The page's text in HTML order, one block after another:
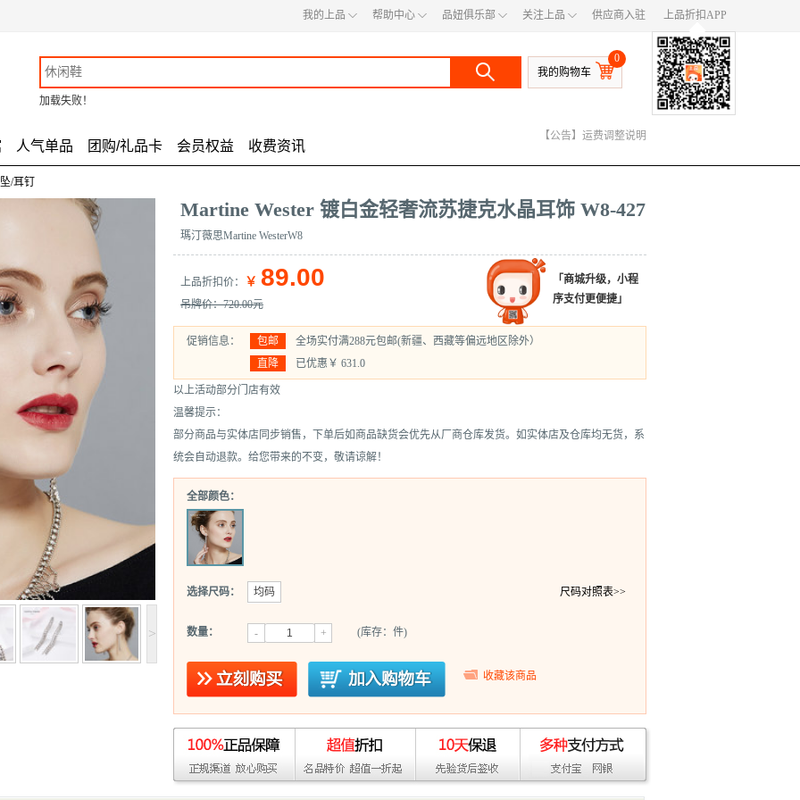
我的上品 ◇ 帮助中心 ◇ 品妞俱乐部 ◇ 关注上品 ◇ 供应商入驻 上品折扣APP
我的购物车
0
加载失败！
◆
人气单品 团购/礼品卡 会员权益 收费资讯
【公告】400电话号码变更
【公告】运费调整说明
/耳钉
>
Martine Wester 镀白金轻奢流苏捷克水晶耳饰 W8-427
瑪汀薇思Martine WesterW8
上品折扣价： ￥ 89.00
吊牌价：720.00元
「商城升级，小程
序支付更便捷」
促销信息： 包邮
全场实付满288元包邮(新疆、西藏等偏远地区除外）
直降
已优惠￥ 631.0
以上活动部分门店有效
温馨提示：
部分商品与实体店同步销售，下单后如商品缺货会优先从厂商仓库发货。如实体店及仓库均无货，系
统会自动退款。给您带来的不变，敬请谅解！
全部颜色：
选择尺码： 均码 尺码对照表>>
数量： - + (库存：件)
收藏该商品